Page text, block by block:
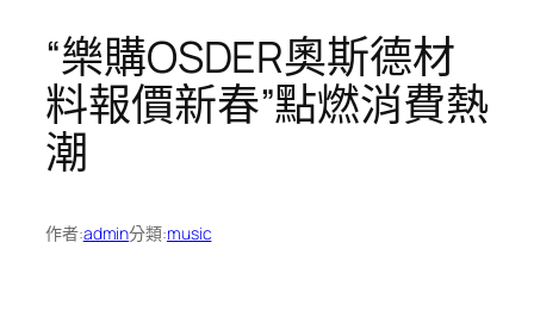
“樂購OSDER奧斯德材
料報價新春”點燃消費熱
潮
作者:admin分類:music